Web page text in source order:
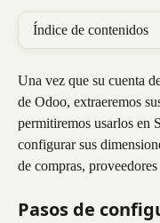
Índice de contenidos
Una vez que su cuenta
de Odoo, extraeremos
permitiremos usarlos en
configurar sus
de compras,
Pasos de